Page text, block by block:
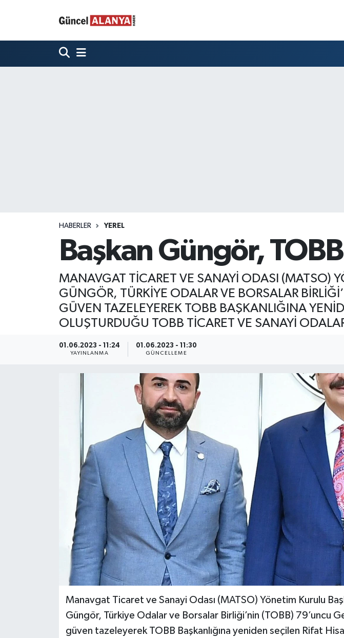
HABERLER YEREL
Başkan Güngör,
MANAVGAT TİCARET VE SANAYİ ODASI (MATSO)
GÜNGÖR, TÜRKİYE ODALAR VE BORSALAR
GÜVEN TAZELEYEREK TOBB BAŞKANLIĞINA
OLUŞTURDUĞU TOBB TİCARET VE SANAYİ
01.06.2023 - 11:24
YAYINLANMA
01.06.2023 - 11:30
GÜNCELLEME
Manavgat Ticaret ve Sanayi Odası (MATSO) Yönetim Kurulu
Güngör, Türkiye Odalar ve Borsalar Birliği’nin (TOBB) 79’uncu
güven tazeleyerek TOBB Başkanlığına yeniden seçilen Rifat